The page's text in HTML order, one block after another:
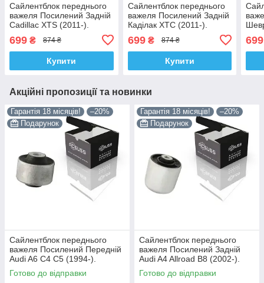
Сайлентблок переднього
важеля Посилений Задній
Cadillac XTS (2011-).
Нижній. Без кронштейна.
Корея ACSUSS! 23121594
, CHAB-J300B
699 ₴ 874 ₴
Купити
Сайлентблок переднього
важеля Посилений Задній
Каділак ХТС (2011-).
Нижній. Без кронштейна.
Корея ACSUSS! 23121594
, CHAB-J300B
699₴ 874 ₴
Купити
,
699
Акційні пропозиції та новинки
Гарантія 18 місяців!
–20%
Подарунок
Сайлентблок переднього
важеля Посилений Передній
Audi A6 C4 C5 (1994-).
Верхній. Корея ACSUSS!
35379 , JBU138 , TD1062W
Готово до відправки
Гарантія 18 місяців!
–20%
Подарунок
Сайлентблок переднього
важеля Посилений Задній
Audi A4 Allroad B8 (2002-).
Нижній. Корея ACSUSS!
4H0407183 , TD1247W ,
Готово до відправки